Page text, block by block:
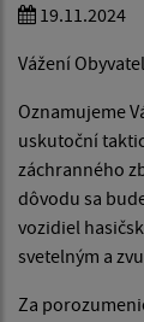
19.11.2024
Vážení
Oznamujeme
uskutoční
záchranného
dôvodu sa
vozidiel
svetelným a
Za